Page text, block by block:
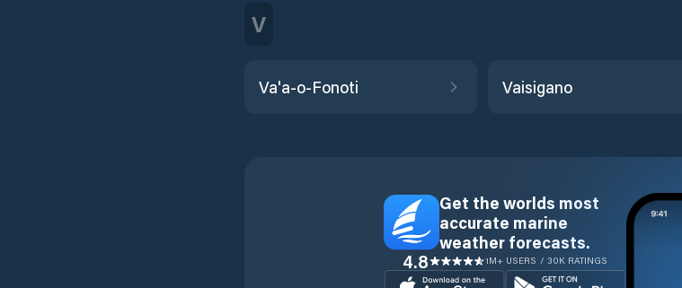
V
Va'a-o-Fonoti Vaisigano
Get the worlds most
accurate marine
weather forecasts.
4.8 1M+ USERS / 30K RATINGS